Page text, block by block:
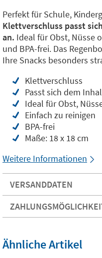
Perfekt für Schule,
Klettverschluss passt
an. Ideal für Obst, Nüsse
und BPA-frei. Das
Ihre Snacks besonders
Klettverschluss
Passt sich dem
Ideal für Obst,
Einfach zu reinigen
BPA-frei
Maße: 18 x 18 cm
Weitere Informationen
VERSANDDATEN
Ähnliche Artikel